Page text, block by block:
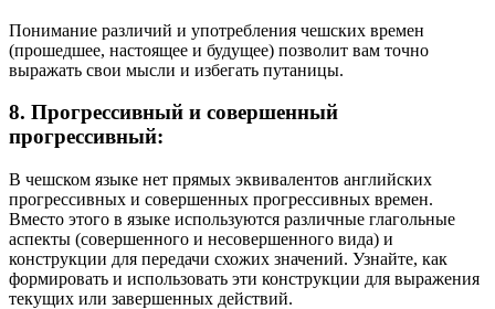
Понимание различий и употребления чешских времен
(прошедшее, настоящее и будущее) позволит вам точно
выражать свои мысли и избегать путаницы.
8. Прогрессивный и совершенный
прогрессивный:
В чешском языке нет прямых эквивалентов английских
прогрессивных и совершенных прогрессивных времен.
Вместо этого в языке используются различные глагольные
аспекты (совершенного и несовершенного вида) и
конструкции для передачи схожих значений. Узнайте, как
формировать и использовать эти конструкции для выражения
текущих или завершенных действий.